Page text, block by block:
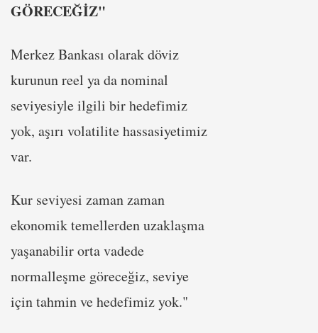
GÖRECEĞİZ"
Merkez Bankası olarak döviz
kurunun reel ya da nominal
seviyesiyle ilgili bir hedefimiz
yok, aşırı volatilite hassasiyetimiz
var.
Kur seviyesi zaman zaman
ekonomik temellerden uzaklaşma
yaşanabilir orta vadede
normalleşme göreceğiz, seviye
için tahmin ve hedefimiz yok."